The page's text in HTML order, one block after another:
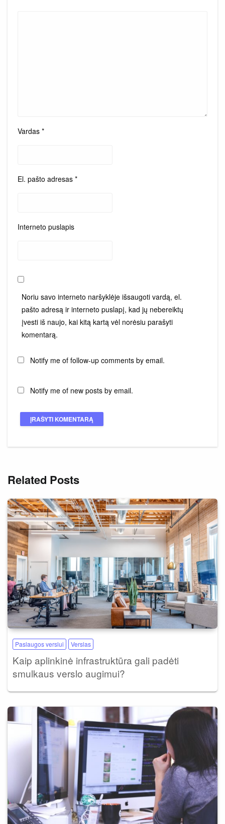
Vardas *
El. pašto adresas *
Interneto puslapis
Noriu savo interneto naršyklėje išsaugoti vardą, el.
pašto adresą ir interneto puslapį, kad jų nebereiktų
įvesti iš naujo, kai kitą kartą vėl norėsiu parašyti
komentarą.
Notify me of follow-up comments by email.
Notify me of new posts by email.
Related Posts
Paslaugos verslui Verslas
Kaip aplinkinė infrastruktūra gali padėti
smulkaus verslo augimui?